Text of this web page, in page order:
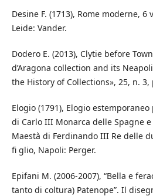
Desine F. (1713), Rome moderne, 6
Leide: Vander.
Dodero E. (2013), Clytie before
d’Aragona collection and its
the History of Collections», 25, n. 3,
Elogio (1791), Elogio
di Carlo III Monarca delle Spagne
Maestà di Ferdinando III Re delle
fi glio, Napoli: Perger.
Epifani M. (2006-2007), “Bella e
tanto di coltura) Patenope”. Il